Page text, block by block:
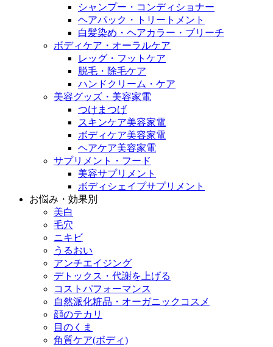
シャンプー・コンディショナー
ヘアパック・トリートメント
白髪染め・ヘアカラー・ブリーチ
ボディケア・オーラルケア
レッグ・フットケア
脱毛・除毛ケア
ハンドクリーム・ケア
美容グッズ・美容家電
つけまつげ
スキンケア美容家電
ボディケア美容家電
ヘアケア美容家電
サプリメント・フード
美容サプリメント
ボディシェイプサプリメント
お悩み・効果別
美白
毛穴
ニキビ
うるおい
アンチエイジング
デトックス・代謝を上げる
コストパフォーマンス
自然派化粧品・オーガニックコスメ
顔のテカリ
目のくま
角質ケア(ボディ)